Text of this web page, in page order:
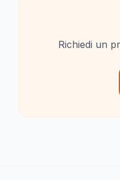
Richiedi un